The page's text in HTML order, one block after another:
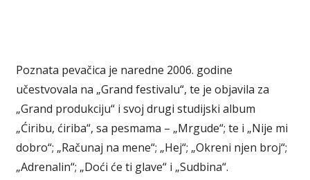
Poznata pevačica je naredne 2006. godine
učestvovala na „Grand festivalu“, te je objavila za
„Grand produkciju“ i svoj drugi studijski album
„Ćiribu, ćiriba“, sa pesmama – „Mrgude“; te i „Nije mi
dobro“; „Računaj na mene“; „Hej“; „Okreni njen broj“;
„Adrenalin“; „Doći će ti glave“ i „Sudbina“.